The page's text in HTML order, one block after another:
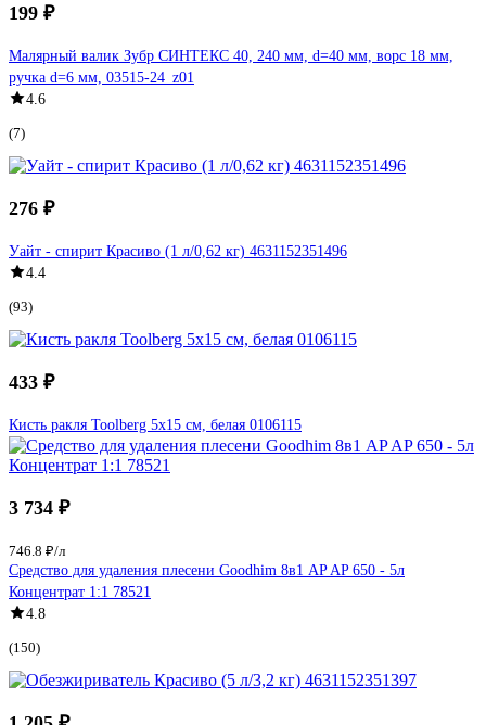
199 ₽
Малярный валик Зубр СИНТЕКС 40, 240 мм, d=40 мм, ворс 18 мм,
ручка d=6 мм, 03515-24_z01
4.6
(7)
276 ₽
Уайт - спирит Красиво (1 л/0,62 кг) 4631152351496
4.4
(93)
433 ₽
Кисть ракля Toolberg 5х15 см, белая 0106115
3 734 ₽
746.8 ₽/л
Средство для удаления плесени Goodhim 8в1 AP AP 650 - 5л
Концентрат 1:1 78521
4.8
(150)